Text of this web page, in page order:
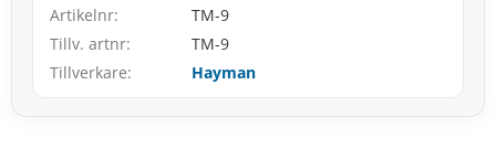
Artikelnr
TM-9
Tillv. artnr
TM-9
Tillverkare
Hayman